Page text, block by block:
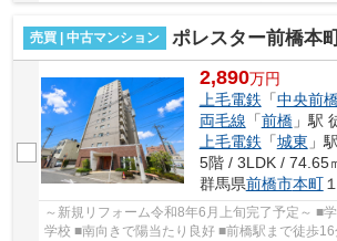
売買 | 中古マンション
ポレスター前橋本
2,890万円
上毛電鉄 「中央前
両毛線 「前橋」駅
上毛電鉄 「城東 」
5階 / 3LDK / 74.65
群馬県前橋市本町
～新規リフォーム令和8年6月上旬完了予定～ ■
学校 ■南向きで陽当たり良好 ■前橋駅まで徒歩